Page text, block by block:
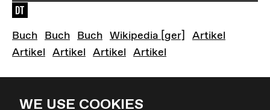
WE USE COOKIES
Buch"Demokratie" - Einführungsband von David
BuchGehorchend Befehlen - Die politischen
BuchZapatismus: Ein neues
Wikipedia [ger] Rätedemokratie
Artikel
Artikel Die Zapatistas in Mexiko - Der
Artikel Rätedemokratie oder das
Artikel Liquid Democracy
Artikel
Zurück zur Übersicht